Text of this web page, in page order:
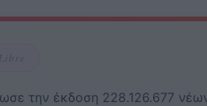
την έκδοση 228.126.677